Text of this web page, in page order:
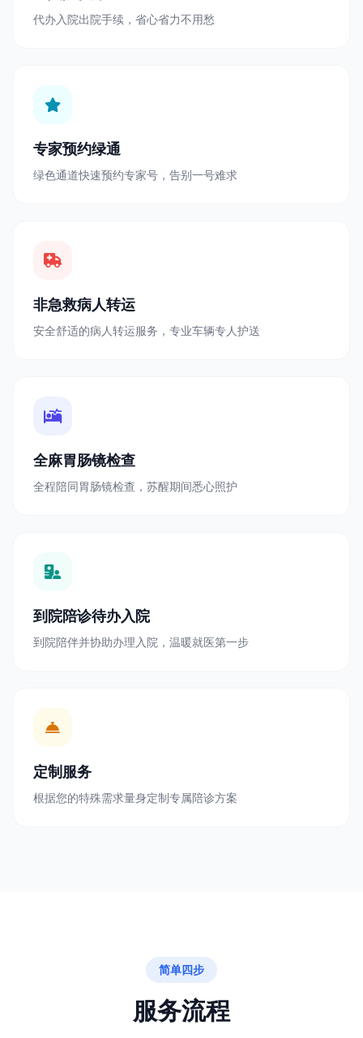
代办入院出院手续，省心省力不用愁
专家预约绿通
绿色通道快速预约专家号，告别一号难求
非急救病人转运
安全舒适的病人转运服务，专业车辆专人护送
全麻胃肠镜检查
全程陪同胃肠镜检查，苏醒期间悉心照护
到院陪诊待办入院
到院陪伴并协助办理入院，温暖就医第一步
定制服务
根据您的特殊需求量身定制专属陪诊方案
简单四步
服务流程